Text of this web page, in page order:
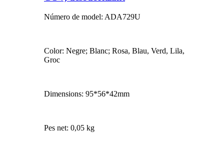
Número de model: ADA729U
Color: Negre; Blanc; Rosa, Blau, Verd, Lila,
Groc
Dimensions: 95*56*42mm
Pes net: 0,05 kg